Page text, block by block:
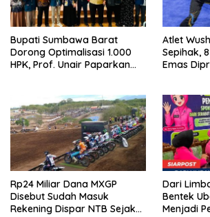
Bupati Sumbawa Barat
Dorong Optimalisasi 1.000
HPK, Prof. Unair Paparkan
Atlet
Sepihak,
Emas
Rp24 Miliar Dana MXGP
Disebut Sudah Masuk
Rekening Dispar NTB Sejak
Dari
Bentek
Menjadi